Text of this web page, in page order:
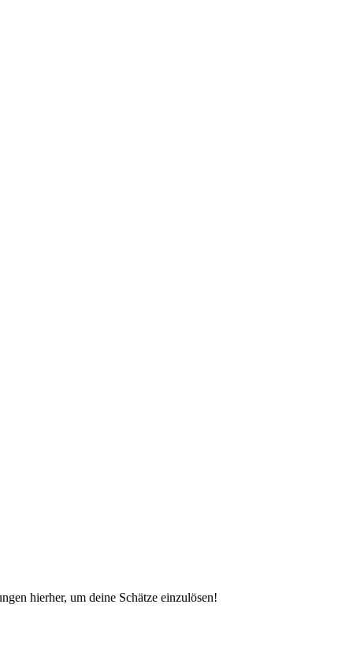
hierher, um deine Schätze einzulösen!